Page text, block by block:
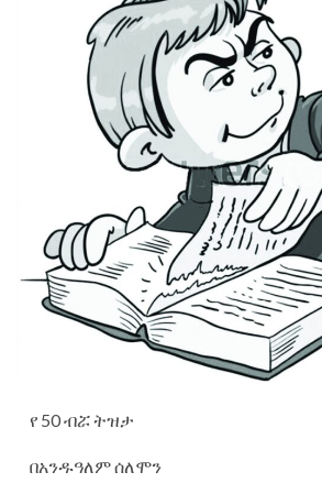
የ 50 ብሯ ትዝታ
በአንዱዓለም ሰለሞን